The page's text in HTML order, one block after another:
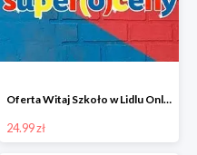
Oferta Witaj Szkoło w Lidlu Online od 24,99 zł
24.99 zł